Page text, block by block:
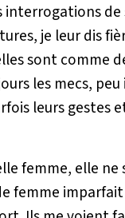
interrogations de
je leur dis
sont comme
les mecs,
leurs gestes
femme, elle ne
femme imparfait